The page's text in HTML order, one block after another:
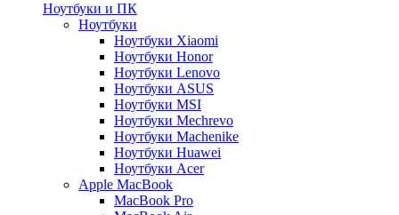
Ноутбуки и ПК
Ноутбуки
Ноутбуки Xiaomi
Ноутбуки Honor
Ноутбуки Lenovo
Ноутбуки ASUS
Ноутбуки MSI
Ноутбуки Mechrevo
Ноутбуки Machenike
Ноутбуки Huawei
Ноутбуки Acer
Apple MacBook
MacBook Pro